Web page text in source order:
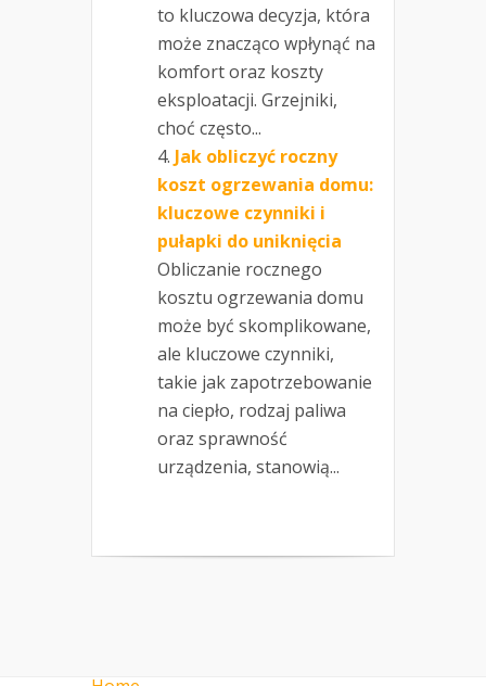
to kluczowa decyzja, która
może znacząco wpłynąć na
komfort oraz koszty
eksploatacji. Grzejniki,
choć często...
Jak obliczyć roczny
koszt ogrzewania domu:
kluczowe czynniki i
pułapki do uniknięcia
Obliczanie rocznego
kosztu ogrzewania domu
może być skomplikowane,
ale kluczowe czynniki,
takie jak zapotrzebowanie
na ciepło, rodzaj paliwa
oraz sprawność
urządzenia, stanowią...